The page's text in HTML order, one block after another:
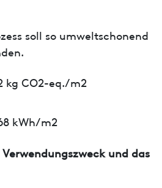
soll so umweltschonend
kg CO2-eq./m2
kWh/m2
und das